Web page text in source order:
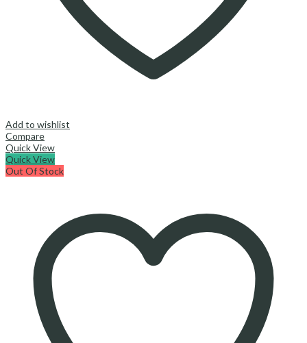
Add to wishlist
Compare
Quick View
Quick View
Out Of Stock